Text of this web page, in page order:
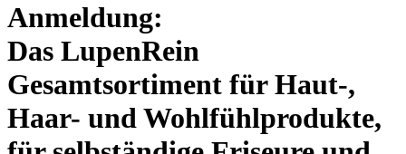
Anmeldung:
Das LupenRein
Gesamtsortiment für Haut-,
Haar- und Wohlfühlprodukte,